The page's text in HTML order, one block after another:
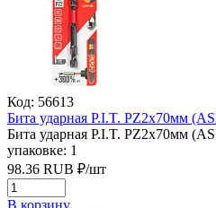
Код: 56613
Бита ударная P.I.T. PZ2x70мм
Бита ударная P.I.T. PZ2x70мм
упаковке: 1
98.36 RUB ₽/шт
В корзину